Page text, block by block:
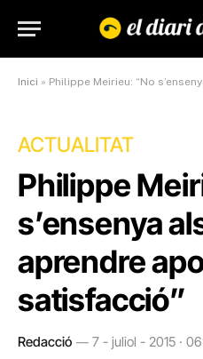
Inici » Philippe Meirieu: “No s’ensenya als
ACTUALITAT
Philippe
s’ensenya
aprendre
satisfacció”
Redacció 7 - juliol - 2015 ·